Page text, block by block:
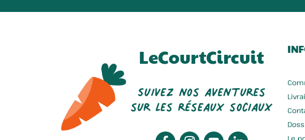
LeCourtCircuit
Suivez nos aventures
sur les réseaux sociaux